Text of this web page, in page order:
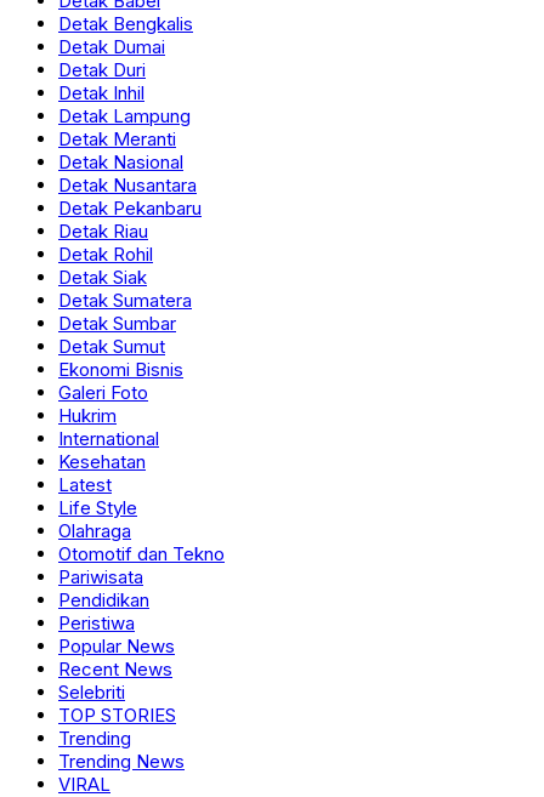
Detak Bengkalis
Detak Dumai
Detak Duri
Detak Inhil
Detak Lampung
Detak Meranti
Detak Nasional
Detak Nusantara
Detak Pekanbaru
Detak Riau
Detak Rohil
Detak Siak
Detak Sumatera
Detak Sumbar
Detak Sumut
Ekonomi Bisnis
Galeri Foto
Hukrim
International
Kesehatan
Latest
Life Style
Olahraga
Otomotif dan Tekno
Pariwisata
Pendidikan
Peristiwa
Popular News
Recent News
Selebriti
TOP STORIES
Trending
Trending News
VIRAL